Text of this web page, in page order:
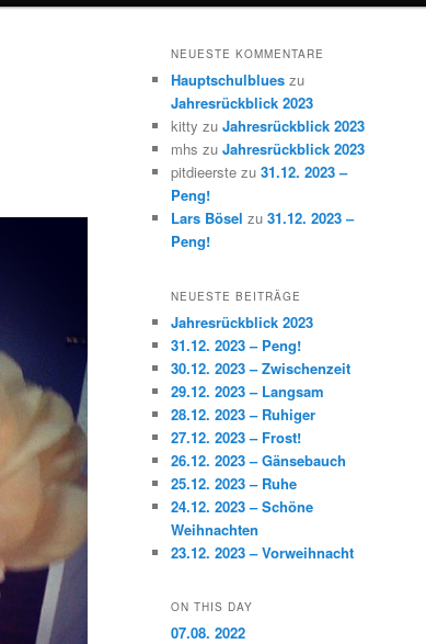
NEUESTE KOMMENTARE
Hauptschulblues zu
Jahresrückblick 2023
kitty zu Jahresrückblick 2023
mhs zu Jahresrückblick 2023
pitdieerste zu 31.12. 2023 –
Peng!
Lars Bösel zu 31.12. 2023 –
Peng!
NEUESTE BEITRÄGE
Jahresrückblick 2023
31.12. 2023 – Peng!
30.12. 2023 – Zwischenzeit
29.12. 2023 – Langsam
28.12. 2023 – Ruhiger
27.12. 2023 – Frost!
26.12. 2023 – Gänsebauch
25.12. 2023 – Ruhe
24.12. 2023 – Schöne
Weihnachten
23.12. 2023 – Vorweihnacht
ON THIS DAY
07.08. 2022